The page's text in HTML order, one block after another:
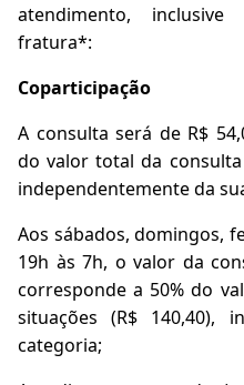
atendimento,
fratura*:
Coparticipação
A consulta será de R$
do valor total da consulta
independentemente da
Aos sábados, domingos,
19h às 7h, o valor da
corresponde a 50% do
situações (R$ 140,40),
categoria;